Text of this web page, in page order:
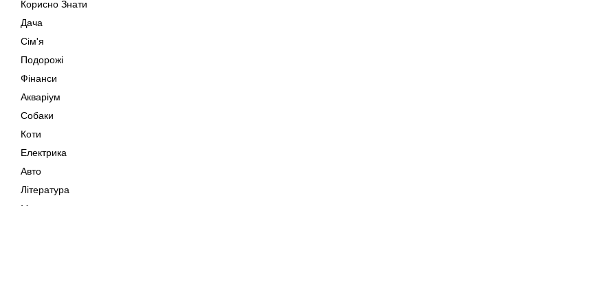
Корисно Знати
Дача
Сім'я
Подорожі
Фінанси
Акваріум
Собаки
Коти
Електрика
Авто
Література
Музика